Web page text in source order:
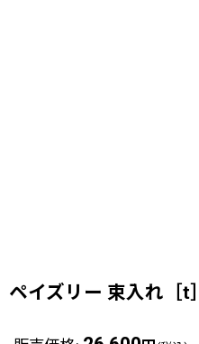
ペイズリー 束入れ［t］